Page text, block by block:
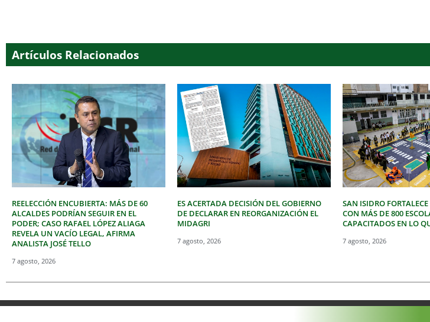
Artículos Relacionados
REELECCIÓN ENCUBIERTA: MÁS DE 60
ALCALDES PODRÍAN SEGUIR EN EL
PODER; CASO RAFAEL LÓPEZ ALIAGA
REVELA UN VACÍO LEGAL, AFIRMA
ANALISTA JOSÉ TELLO
7 agosto, 2026
ES ACERTADA DECISIÓN DEL GOBIERNO
DE DECLARAR EN REORGANIZACIÓN EL
MIDAGRI
7 agosto, 2026
SAN ISIDRO
CON MÁS DE 800
CAPACITADOS EN LO
7 agosto, 2026